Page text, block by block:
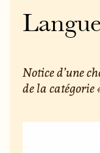
Notice d’une
de la catégorie